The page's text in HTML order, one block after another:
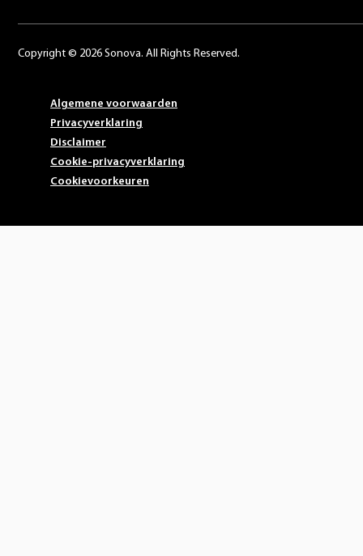
Copyright © 2026 Sonova. All Rights Reserved.
Algemene voorwaarden
Privacyverklaring
Disclaimer
Cookie-privacyverklaring
Cookievoorkeuren